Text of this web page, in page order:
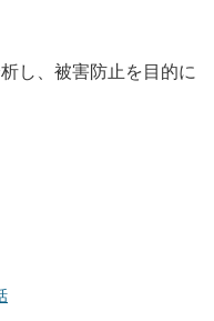
し、被害防止を目的に